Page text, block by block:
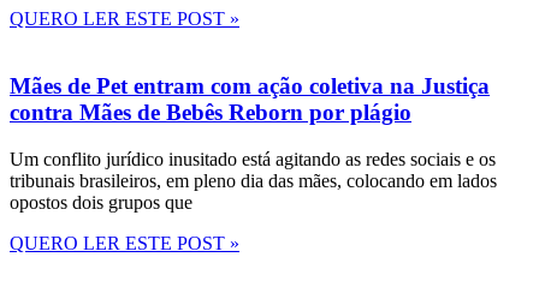
QUERO LER ESTE POST »
Mães de Pet entram com ação coletiva na Justiça
contra Mães de Bebês Reborn por plágio
Um conflito jurídico inusitado está agitando as redes sociais e os
tribunais brasileiros, em pleno dia das mães, colocando em lados
opostos dois grupos que
QUERO LER ESTE POST »